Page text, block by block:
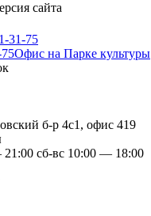
сайта
31-75
Офис на Парке культуры
б-р 4с1, офис 419
сб-вс 10:00 — 18:00